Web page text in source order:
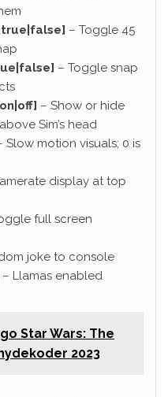
– Toggle 45
– Toggle snap
– Show or hide
Sim’s head
Slow motion visuals; 0 is
display at top
full screen
joke to console
– Llamas enabled
Star Wars: The
2023